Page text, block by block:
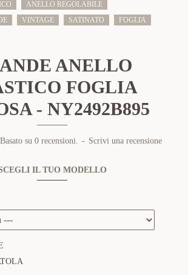
ANELLO REGOLABILE
VINTAGE SATINATO FOGLIA
ANELLO
FOGLIA
- NY2492B895
Basato su 0 recensioni. - Scrivi una recensione
IL TUO MODELLO